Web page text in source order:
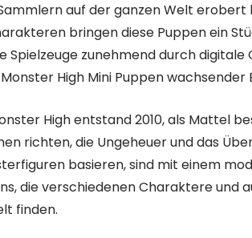
auf der ganzen Welt
bringen diese Puppen ein
Spielzeuge zunehmend durch
High Mini Puppen
High entstand 2010, als Mattel
richten, die Ungeheuer und das
basieren, sind mit einem
die verschiedenen Charaktere und
finden.